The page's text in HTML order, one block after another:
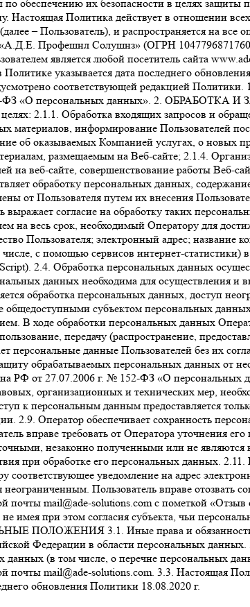
обеспечению их безопасности в целях защиты
Настоящая Политика действует в отношении
– Пользователь), и распространяется на
Профешнл Солушнз» (ОГРН
является любой посетитель сайта
указывается дата последнего
соответствующей редакцией
ФЗ «О персональных данных». 2.
2.1.1. Обработка входящих запросов и
материалов, информирование Пользователей
об оказываемых Компанией услугах, о новых
размещаемым на Веб-сайте; 2.1.4.
на веб-сайте, совершенствование работы
обработку персональных данных,
от Пользователя путем их внесения
согласие на обработку таких
на весь срок, необходимый Оператору для
Пользователя; электронный адрес;
с помощью сервисов интернет-статистики)
2.4. Обработка персональных данных
данных необходима для осуществления
обработка персональных данных, доступ
субъектом персональных
В ходе обработки персональных данных
передачу (распространение,
персональные данные Пользователей без их
обрабатываемых персональных данных от
РФ от 27.07.2006 г. № 152-ФЗ «О персональных
организационных и технических мер,
к персональным данным предоставляется
2.9. Оператор обеспечивает сохранность
вправе требовать от Оператора уточнения
незаконно полученными или не являются
при обработке его персональных данных.
соответствующее уведомление на адрес
Пользователь вправе отозвать
почты mail@ade-solutions.com с пометкой
имея при этом согласия субъекта, чьи
ПОЛОЖЕНИЯ 3.1. Иные права и обязанности
Федерации в области персональных
(в том числе, о перечне персональных
почты mail@ade-solutions.com. 3.3. Настоящая
обновления Политики 18.08.2020 г.